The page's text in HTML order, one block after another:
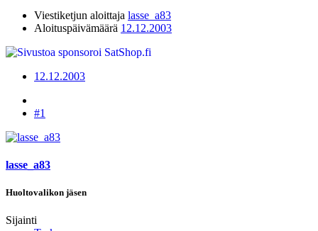
Viestiketjun aloittaja lasse_a83
Aloituspäivämäärä 12.12.2003
12.12.2003
#1
lasse_a83
Huoltovalikon jäsen
Sijainti